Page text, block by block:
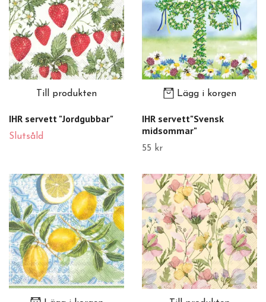
Till produkten
IHR servett "Jordgubbar"
Slutsåld
Lägg i korgen
IHR servett"Svensk
midsommar"
55 kr